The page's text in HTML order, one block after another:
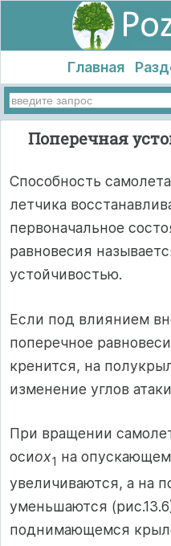
Главная
Поперечная
Способность
летчика
первоначальное
равновесия
устойчивостью.
Если под влиянием
поперечное
кренится, на
изменение углов
При вращении
осиоx1 на
увеличиваются, а на
уменьшаются
поднимающемся